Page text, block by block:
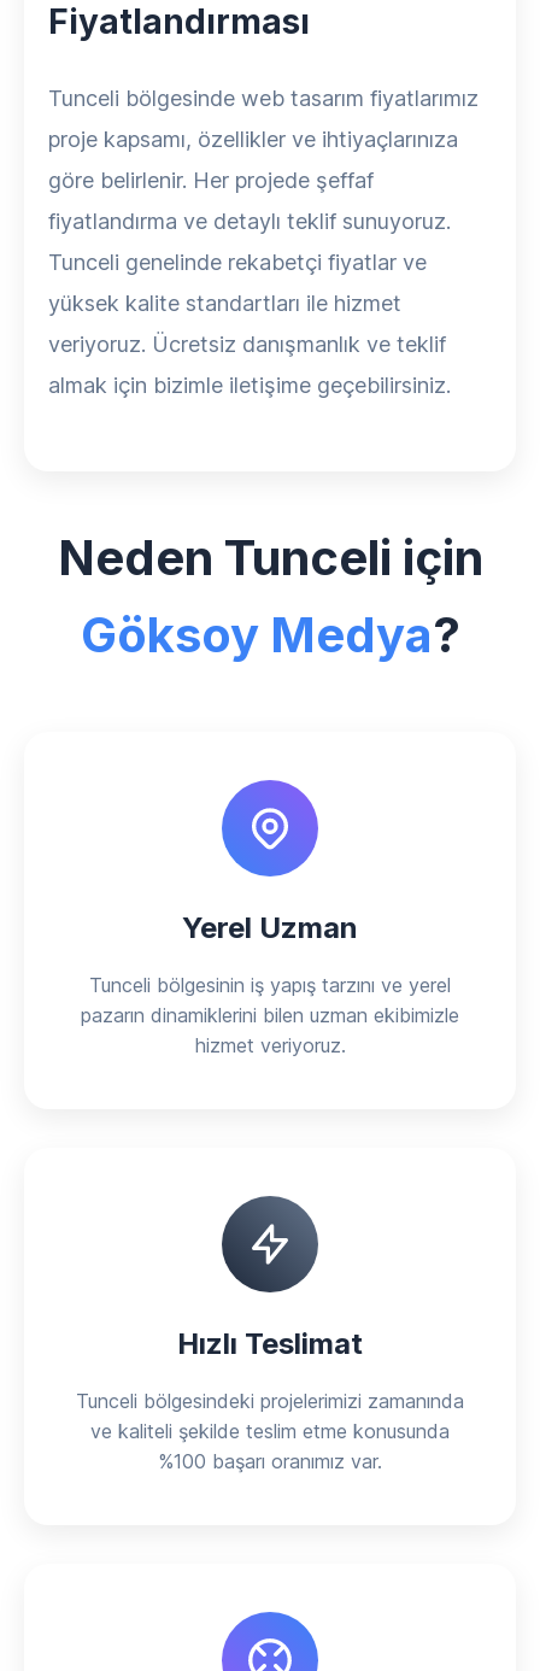
Fiyatlandırması
Tunceli bölgesinde web tasarım fiyatlarımız
proje kapsamı, özellikler ve ihtiyaçlarınıza
göre belirlenir. Her projede şeffaf
fiyatlandırma ve detaylı teklif sunuyoruz.
Tunceli genelinde rekabetçi fiyatlar ve
yüksek kalite standartları ile hizmet
veriyoruz. Ücretsiz danışmanlık ve teklif
almak için bizimle iletişime geçebilirsiniz.
Neden Tunceli için
Göksoy Medya?
Yerel Uzman
Tunceli bölgesinin iş yapış tarzını ve yerel
pazarın dinamiklerini bilen uzman ekibimizle
hizmet veriyoruz.
Hızlı Teslimat
Tunceli bölgesindeki projelerimizi zamanında
ve kaliteli şekilde teslim etme konusunda
%100 başarı oranımız var.